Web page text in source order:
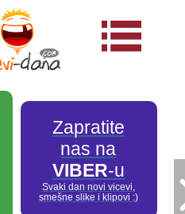
Zapratite
nas na
VIBER-u
Svaki dan novi vicevi,
smešne slike i klipovi :)